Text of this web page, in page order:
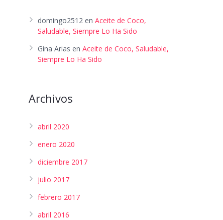
domingo2512 en Aceite de Coco,
Saludable, Siempre Lo Ha Sido
Gina Arias en Aceite de Coco, Saludable,
Siempre Lo Ha Sido
Archivos
abril 2020
enero 2020
diciembre 2017
julio 2017
febrero 2017
abril 2016